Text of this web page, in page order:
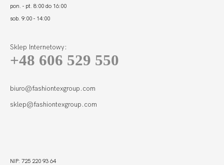
pon. - pt. 8:00 do 16:00
sob. 9:00 - 14:00
Sklep Internetowy:
+48 606 529 550
biuro@fashiontexgroup.com
sklep@fashiontexgroup.com
NIP: 725 220 93 64